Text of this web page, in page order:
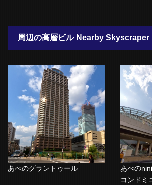
周辺の高層ビル Nearby Skyscraper
あべのグラントゥール
あべの
コンドミ